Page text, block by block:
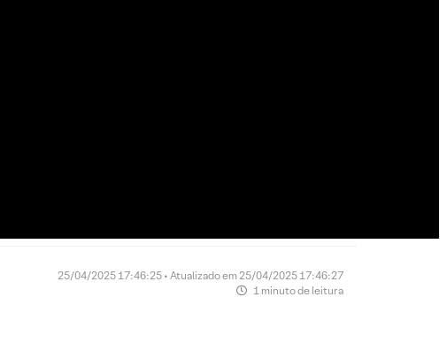
25/04/2025 17:46:25 • Atualizado em 25/04/2025 17:46:27
1 minuto de leitura